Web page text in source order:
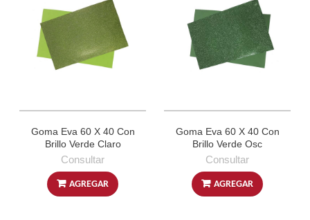
Goma Eva 60 X 40 Con
Brillo Verde Claro
Consultar
AGREGAR
Goma Eva 60 X 40 Con
Brillo Verde Osc
Consultar
AGREGAR